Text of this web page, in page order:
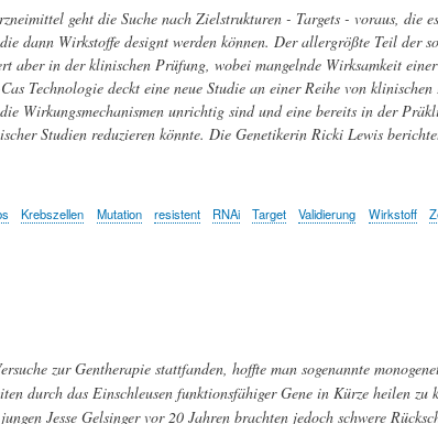
geht die Suche nach Zielstrukturen - Targets - voraus, die
dann Wirkstoffe designt werden können. Der allergrößte Teil der
aber in der klinischen Prüfung, wobei mangelnde Wirksamkeit
Technologie deckt eine neue Studie an einer Reihe von
Wirkungsmechanismen unrichtig sind und eine bereits in der
Studien reduzieren könnte. Die Genetikerin Ricki Lewis
Krebszellen Mutation resistent RNAi Target Validierung Wirkstoff
zur Gentherapie stattfanden, hoffte man sogenannte
durch das Einschleusen funktionsfähiger Gene in Kürze heilen zu
Jesse Gelsinger vor 20 Jahren brachten jedoch schwere